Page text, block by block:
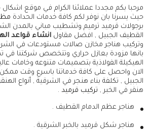
مرحبا بكم مجددا عملائنا الكرام في موقع
حيث يسرنا بان نوفر لكم كافة خدمات الحدادة
برجولات قرميد ترميم وتشطيب مباني بالمدن
القطيف الجبيل , افضل مقاول انشاء قواعد
وتركيب هناجر مخازن صالات مستودعات في
بانها مزودة بعازل حراري وتتخصص شركتنا في
الهيكيلة الفولاذية بتصميمات متنوعه وخامات
الان واحصل على كافة خدماتنا باسرع وقت
الجبيل , تكلفة بناء هنجر في الشرقية , أنواع
هنقر في الخبر , تركيب قرميد .
هناجر عظم الدمام القطيف .
هناجر شكل قرميد بالخبر الشرقية .